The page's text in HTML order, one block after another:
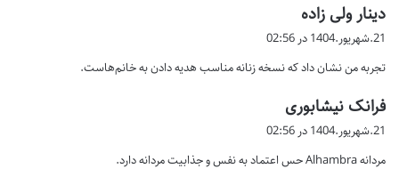
دینار ولی زاده
ت
21.شهریور.1404 در 02:56
تجربه من نشان داد که نسخه زنانه مناسب هدیه دادن به خانم‌هاست.
فرانک نیشابوری
ف
:
21.شهریور.1404 در 02:56
مردانه Alhambra حس اعتماد به نفس و جذابیت مردانه دارد.